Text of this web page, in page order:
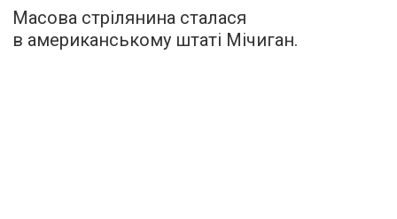
Масова стрілянина сталася
в американському штаті Мічиган.